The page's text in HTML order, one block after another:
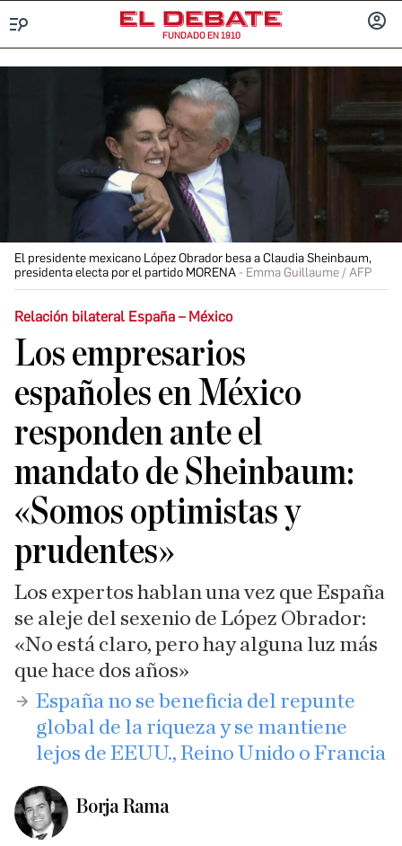
FUNDADO EN 1910
El presidente mexicano López Obrador besa a Claudia Sheinbaum,
presidenta electa por el partido MORENA
Emma Guillaume / AFP
Relación bilateral España – México
Los empresarios
españoles en México
responden ante el
mandato de Sheinbaum:
«Somos optimistas y
prudentes»
Los expertos hablan una vez que España
se aleje del sexenio de López Obrador:
«No está claro, pero hay alguna luz más
que hace dos años»
España no se beneficia del repunte
global de la riqueza y se mantiene
lejos de EEUU., Reino Unido o Francia
Borja Rama